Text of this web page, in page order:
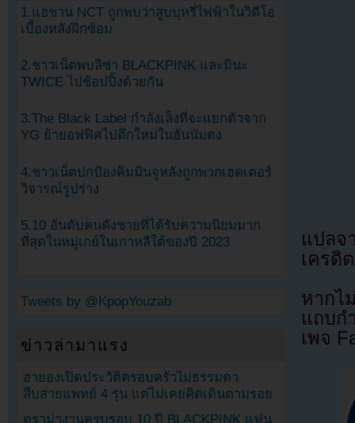
แปล
เครดิ
หากไ
แถบก
เพจ
1.แฮชาน NCT ถูกพบว่าสูบบุหรี่ไฟฟ้าในวิดีโอ
เบื้องหลังฝึกซ้อม
2.ชาวเน็ตพบลิซ่า BLACKPINK และมินะ
TWICE ไปช้อปปิ้งด้วยกัน
3.The Black Label กำลังเล็งที่จะแยกตัวจาก
YG ย้ายอฟฟิศไปตึกใหม่ในฮันนัมดง
4.ชาวเน็ตปกป้องคิมมินจูหลังถูกพวกเฮดเตอร์
วิจารณ์รูปร่าง
5.10 อันดับคนดังชายที่ได้รับความนิยมมาก
ที่สุดในหมู่เกย์ในเกาหลีใต้ของปี 2023
Tweets by @KpopYouzab
ข่าวล่ามาแรง
ฮายองเปิดประวัติครอบครัวไม่ธรรมดา
สืบสายแพทย์ 4 รุ่น แต่ไม่เคยคิดเดินตามรอย
ดราม่างานครบรอบ 10 ปี BLACKPINK แฟน